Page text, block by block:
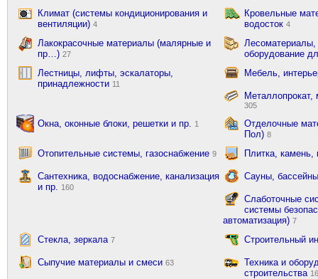
Климат (системы кондиционирования и
вентиляции) 4
Кровельные
водосток 4
Лакокрасочные материалы (малярные и
пр…) 27
оборудование
Лестницы, лифты, эскалаторы,
принадлежности 11
Мебель,
305
Окна, оконные блоки, решетки и пр. 1
Отделочные
Пол) 8
Отопительные системы, газоснабжение 9 Плитка,
Сантехника, водоснабжение, канализация
и пр.
160
Сауны,
Слаботочные
системы
автоматизация) 7
Стекла, зеркала 7 Строительный
Сыпучие материалы и смеси 63
Техника и
строительства